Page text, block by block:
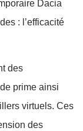
Dacia
: l’efficacité
des
prime ainsi
virtuels. Ces
des